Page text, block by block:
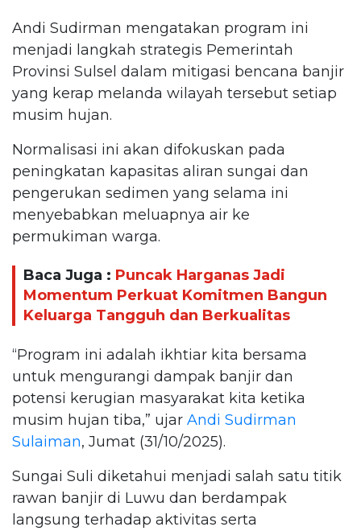
Andi Sudirman mengatakan program ini
menjadi langkah strategis Pemerintah
Provinsi Sulsel dalam mitigasi bencana banjir
yang kerap melanda wilayah tersebut setiap
musim hujan.
Normalisasi ini akan difokuskan pada
peningkatan kapasitas aliran sungai dan
pengerukan sedimen yang selama ini
menyebabkan meluapnya air ke
permukiman warga.
Baca Juga : Puncak Harganas Jadi
Momentum Perkuat Komitmen Bangun
Keluarga Tangguh dan Berkualitas
“Program ini adalah ikhtiar kita bersama
untuk mengurangi dampak banjir dan
potensi kerugian masyarakat kita ketika
musim hujan tiba,” ujar Andi Sudirman
Sulaiman, Jumat (31/10/2025).
Sungai Suli diketahui menjadi salah satu titik
rawan banjir di Luwu dan berdampak
langsung terhadap aktivitas serta